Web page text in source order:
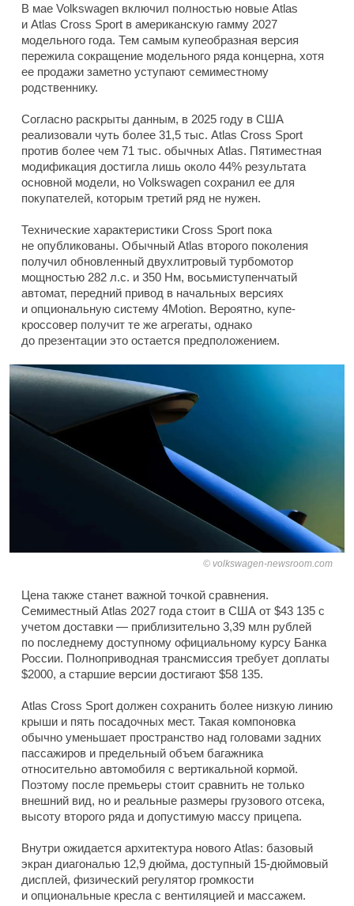
В мае Volkswagen включил полностью новые Atlas
и Atlas Cross Sport в американскую гамму 2027
модельного года. Тем самым купеобразная версия
пережила сокращение модельного ряда концерна, хотя
ее продажи заметно уступают семиместному
родственнику.
Согласно раскрыты данным, в 2025 году в США
реализовали чуть более 31,5 тыс. Atlas Cross Sport
против более чем 71 тыс. обычных Atlas. Пятиместная
модификация достигла лишь около 44% результата
основной модели, но Volkswagen сохранил ее для
покупателей, которым третий ряд не нужен.
Технические характеристики Cross Sport пока
не опубликованы. Обычный Atlas второго поколения
получил обновленный двухлитровый турбомотор
мощностью 282 л.с. и 350 Нм, восьмиступенчатый
автомат, передний привод в начальных версиях
и опциональную систему 4Motion. Вероятно, купе-
кроссовер получит те же агрегаты, однако
до презентации это остается предположением.
volkswagen-newsroom.com
Цена также станет важной точкой сравнения.
Семиместный Atlas 2027 года стоит в США от $43 135 с
учетом доставки — приблизительно 3,39 млн рублей
по последнему доступному официальному курсу Банка
России. Полноприводная трансмиссия требует доплаты
$2000, а старшие версии достигают $58 135.
Atlas Cross Sport должен сохранить более низкую линию
крыши и пять посадочных мест. Такая компоновка
обычно уменьшает пространство над головами задних
пассажиров и предельный объем багажника
относительно автомобиля с вертикальной кормой.
Поэтому после премьеры стоит сравнить не только
внешний вид, но и реальные размеры грузового отсека,
высоту второго ряда и допустимую массу прицепа.
Внутри ожидается архитектура нового Atlas: базовый
экран диагональю 12,9 дюйма, доступный 15-дюймовый
дисплей, физический регулятор громкости
и опциональные кресла с вентиляцией и массажем.